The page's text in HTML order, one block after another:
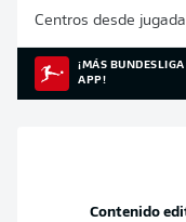
Centros desde jugada
¡MÁS
APP!
Contenido